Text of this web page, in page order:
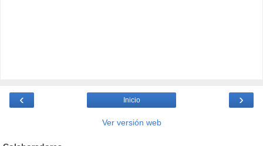
‹ ›
Inicio
Ver versión web